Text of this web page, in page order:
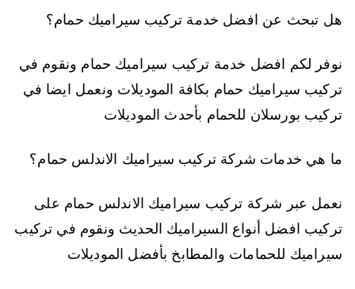
هل تبحث عن افضل خدمة تركيب سيراميك حمام؟
نوفر لكم افضل خدمة تركيب سيراميك حمام ونقوم في
تركيب سيراميك حمام بكافة الموديلات ونعمل ايضا في
تركيب بورسلان للحمام بأحدث الموديلات
ما هي خدمات شركة تركيب سيراميك الاندلس حمام؟
نعمل عبر شركة تركيب سيراميك الاندلس حمام على
تركيب افضل أنواع السيراميك الحديث ونقوم في تركيب
سيراميك للحمامات والمطابخ بأفضل الموديلات